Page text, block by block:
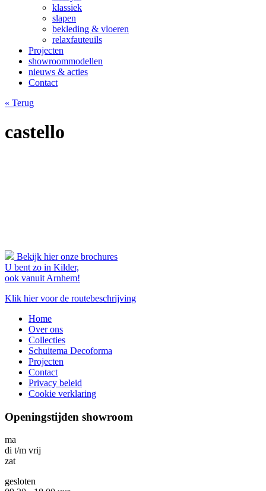
klassiek
slapen
bekleding & vloeren
relaxfauteuils
Projecten
showroommodellen
nieuws & acties
Contact
« Terug
castello
Bekijk hier onze brochures
U bent zo in Kilder,
ook vanuit Arnhem!
Klik hier voor de routebeschrijving
Home
Over ons
Collecties
Schuitema Decoforma
Projecten
Contact
Privacy beleid
Cookie verklaring
Openingstijden showroom
ma
di t/m vrij
zat
gesloten